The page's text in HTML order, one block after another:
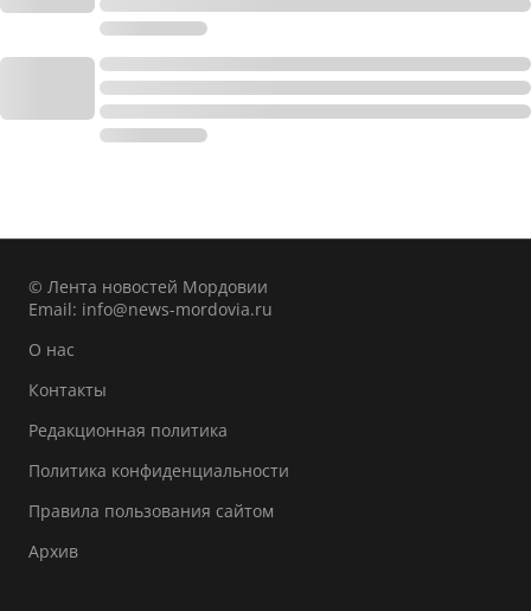
© Лента новостей Мордовии
Email: info@news-mordovia.ru
О нас
Контакты
Редакционная политика
Политика конфиденциальности
Правила пользования сайтом
Архив